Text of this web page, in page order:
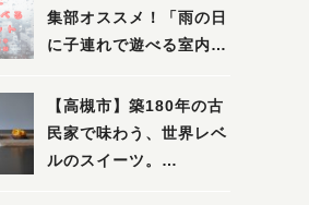
集部オススメ！「雨の日
に子連れで遊べる室内ス
箕面・吹田・豊中・茨
木・池田）
【高槻市】築180年の古
民家で味わう、世界レベ
ルのスイーツ。